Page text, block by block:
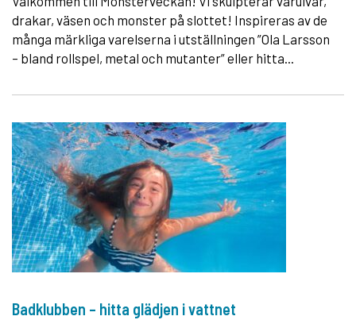
drakar, väsen och monster på slottet! Inspireras av de
många märkliga varelserna i utställningen ”Ola Larsson
– bland rollspel, metal och mutanter” eller hitta...
Badklubben – hitta glädjen i vattnet